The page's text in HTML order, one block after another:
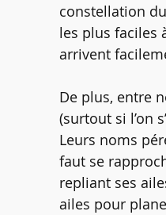
constellation
les plus faciles
arrivent
De plus, entre
(surtout si l’on
Leurs noms
faut se
repliant ses
ailes pour